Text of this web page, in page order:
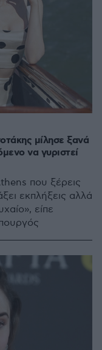
μίλησε ξανά
να γυριστεί
που ξέρεις
εκπλήξεις αλλά
είπε